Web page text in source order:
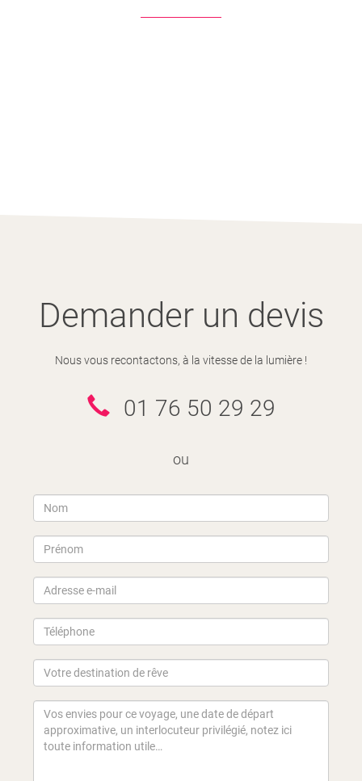
Demander un devis
Nous vous recontactons, à la vitesse de la lumière !
01 76 50 29 29
ou